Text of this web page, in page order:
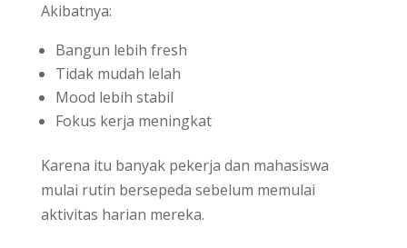
Akibatnya:
Bangun lebih fresh
Tidak mudah lelah
Mood lebih stabil
Fokus kerja meningkat
Karena itu banyak pekerja dan mahasiswa
mulai rutin bersepeda sebelum memulai
aktivitas harian mereka.